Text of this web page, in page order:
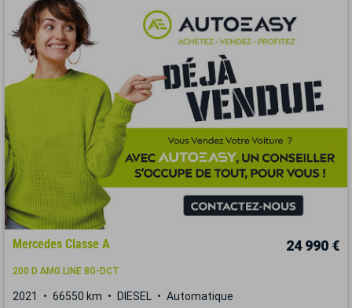
Mercedes Classe A 24 990 €
200 D AMG LINE 8G-DCT
2021 66550 km DIESEL Automatique